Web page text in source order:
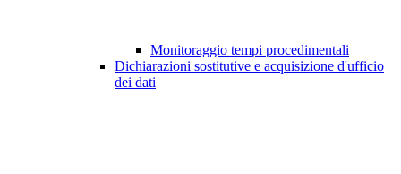
Monitoraggio tempi procedimentali
Dichiarazioni sostitutive e acquisizione d'ufficio
dei dati